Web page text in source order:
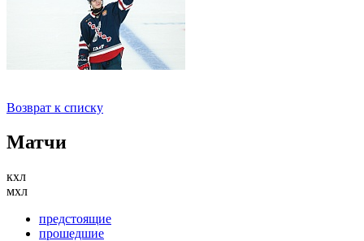
Возврат к списку
Матчи
кхл
мхл
предстоящие
прошедшие